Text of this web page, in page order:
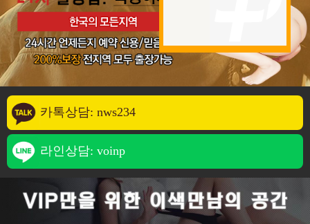
카톡상담: nws234
라인상담: voinp